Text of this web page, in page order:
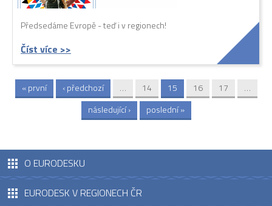
Předsedáme Evropě - teď i v regionech!
Číst více >>
Stránky
« první ‹ předchozí … 14 15 16 17
…
následující ›
poslední »
O EURODESKU
EURODESK V REGIONECH ČR